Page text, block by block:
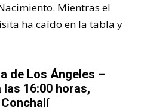
Mientras el
ha caído en la tabla y
de Los Ángeles –
16:00 horas,